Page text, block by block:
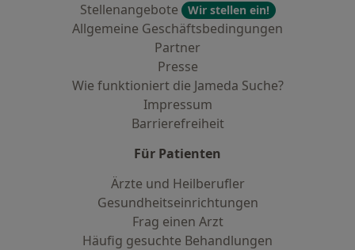
Stellenangebote
Wir stellen ein!
Allgemeine Geschäftsbedingungen
Partner
Presse
Wie funktioniert die Jameda Suche?
Impressum
Barrierefreiheit
Für Patienten
Ärzte und Heilberufler
Gesundheitseinrichtungen
Frag einen Arzt
Häufig gesuchte Behandlungen